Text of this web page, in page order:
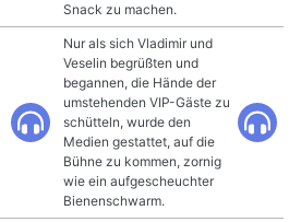
Snack zu machen.
Nur als sich Vladimir und
Veselin begrüßten und
begannen, die Hände der
umstehenden VIP-Gäste zu
schütteln, wurde den
Medien gestattet, auf die
Bühne zu kommen, zornig
wie ein aufgescheuchter
Bienenschwarm.